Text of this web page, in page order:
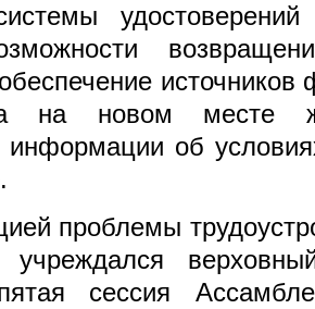
на новом месте
информации об
проблемы
учреждался
сессия